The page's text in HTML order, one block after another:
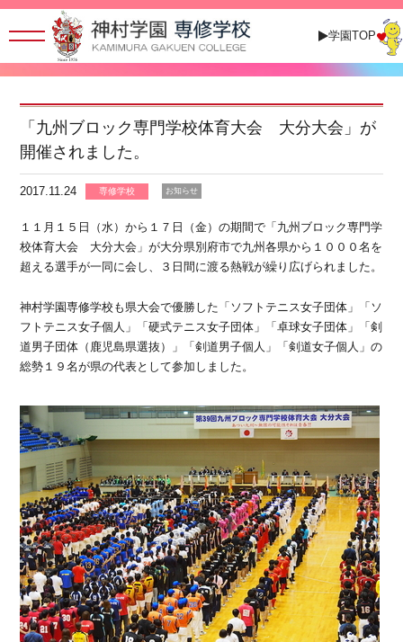
学園TOP
「九州ブロック専門学校体育大会 大分大会」が
開催されました。
2017.11.24 専修学校 お知らせ
１１月１５日（水）から１７日（金）の期間で「九州ブロック専門学
校体育大会 大分大会」が大分県別府市で九州各県から１０００名を
超える選手が一同に会し、３日間に渡る熱戦が繰り広げられました。
神村学園専修学校も県大会で優勝した「ソフトテニス女子団体」「ソ
フトテニス女子個人」「硬式テニス女子団体」「卓球女子団体」「剣
道男子団体（鹿児島県選抜）」「剣道男子個人」「剣道女子個人」の
総勢１９名が県の代表として参加しました。